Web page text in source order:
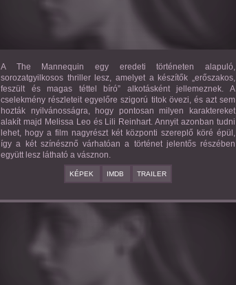
A The Mannequin egy eredeti történeten alapuló,
sorozatgyilkosos thriller lesz, amelyet a készítők „erőszakos,
feszült és magas téttel bíró” alkotásként jellemeznek. A
cselekmény részleteit egyelőre szigorú titok övezi, és azt sem
hozták nyilvánosságra, hogy pontosan milyen karaktereket
alakít majd Melissa Leo és Lili Reinhart. Annyit azonban tudni
lehet, hogy a film nagyrészt két központi szereplő köré épül,
így a két színésznő várhatóan a történet jelentős részében
együtt lesz látható a vásznon.
KÉPEK IMDB TRAILER
THE VERY BEST PEOPLE